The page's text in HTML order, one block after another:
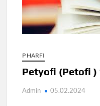
P HARFI
Petyofi (Petofi )
Admin 05.02.2024